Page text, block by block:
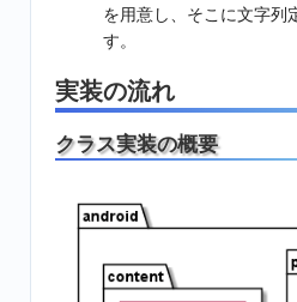
を用意し、そこに文字列
す。
実装の流れ
クラス実装の概要